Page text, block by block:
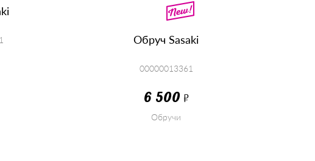
Обруч Sasaki
00000013361
6 500Р
Обручи